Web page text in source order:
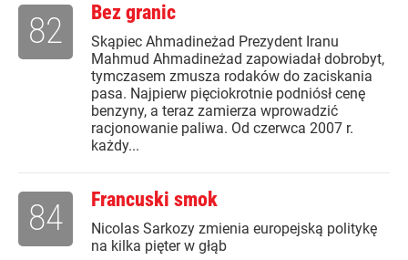
Bez granic
Skąpiec Ahmadineżad Prezydent Iranu
Mahmud Ahmadineżad zapowiadał dobrobyt,
tymczasem zmusza rodaków do zaciskania
pasa. Najpierw pięciokrotnie podniósł cenę
benzyny, a teraz zamierza wprowadzić
racjonowanie paliwa. Od czerwca 2007 r.
każdy...
82
Francuski smok
Nicolas Sarkozy zmienia europejską politykę
na kilka pięter w głąb
84